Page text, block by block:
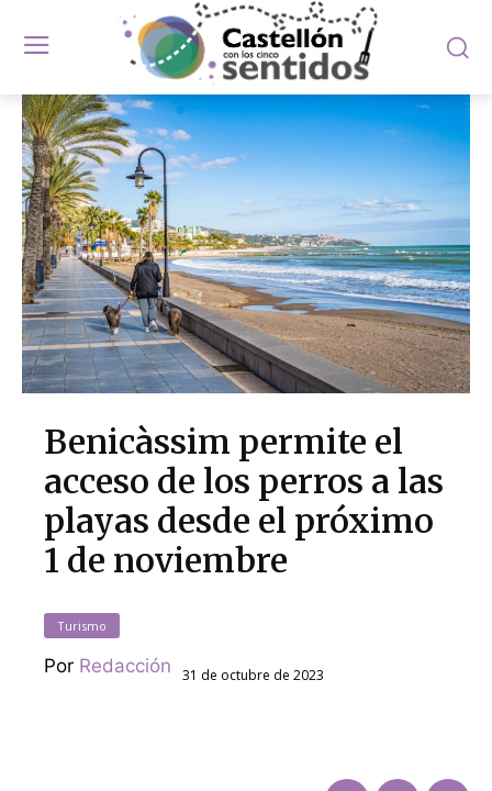
Benicàssim permite el
acceso de los perros a las
playas desde el próximo
1 de noviembre
Turismo
Por Redacción 31 de octubre de 2023